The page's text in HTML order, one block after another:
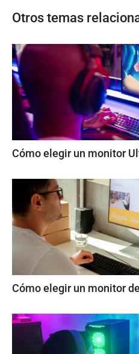
Otros temas
Cómo elegir un monitor
Cómo elegir un monitor